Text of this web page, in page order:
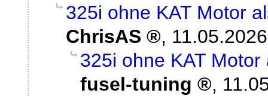
325i ohne KAT Motor
ChrisAS
,
325i ohne KAT
fusel-tuning
,